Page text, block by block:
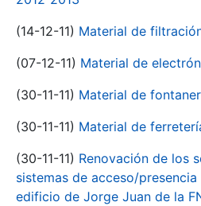
(14-12-11) Material de
(07-12-11) Material de
(30-11-11) Material de
(30-11-11) Material de
(30-11-11) Renovación de los
sistemas de acceso/
edificio de Jorge Juan de la